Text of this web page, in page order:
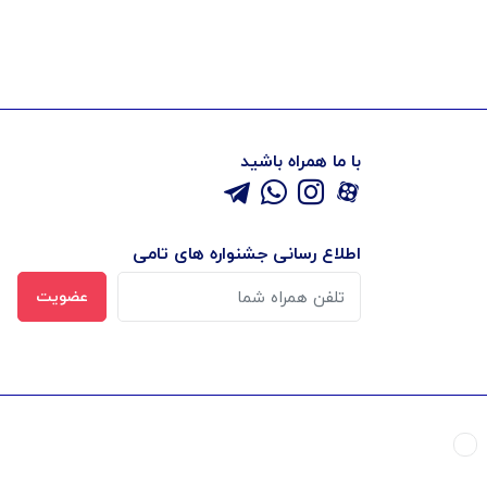
با ما همراه باشید
اطلاع رسانی جشنواره های تامی
عضویت